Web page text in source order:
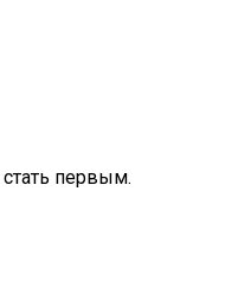
первым.